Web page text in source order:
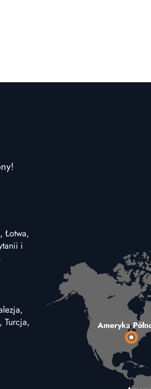
Łotwa,
i
Turcja,
Ameryka